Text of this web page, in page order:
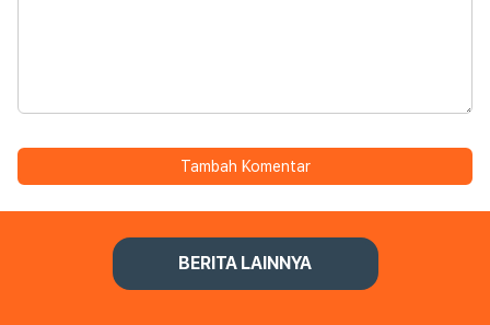
Tambah Komentar
BERITA LAINNYA